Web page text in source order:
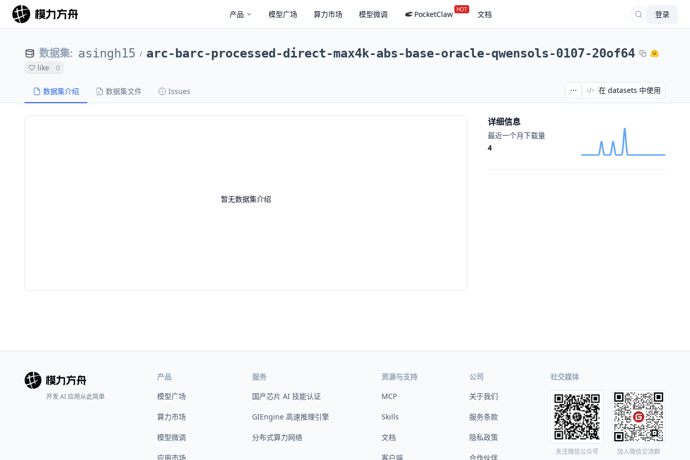
产品 模型广场 算力市场 模型微调 PocketClaw HOT 文档 登录
数据集: asingh15 / arc-barc-processed-direct-max4k-abs-base-oracle-qwensols-0107-20of64
like 0
数据集介绍 数据集文件 Issues 在 datasets 中使用
暂无数据集介绍
详细信息
最近一个月下载量
4
开发 AI 应用从此简单
产品
模型广场
算力市场
模型微调
应用市场
服务
国产芯片 AI 技能认证
GIEngine 高速推理引擎
分布式算力网络
资源与支持
MCP
Skills
文档
客户端
公司
关于我们
服务条款
隐私政策
合作伙伴
社交媒体
关注微信公众号 加入微信交流群